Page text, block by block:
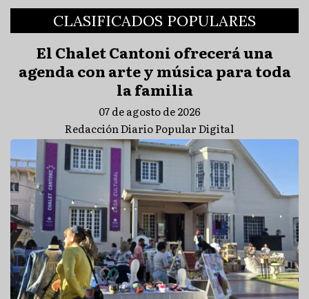
CLASIFICADOS POPULARES
El Chalet Cantoni ofrecerá una
agenda con arte y música para toda
la familia
Redacción Diario Popular Digital
07 de agosto de 2026